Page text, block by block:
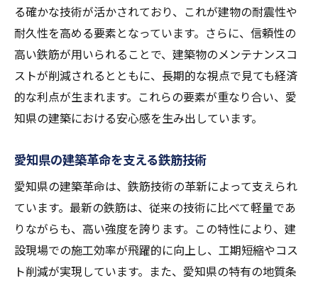
る確かな技術が活かされており、これが建物の耐震性や
耐久性を高める要素となっています。さらに、信頼性の
高い鉄筋が用いられることで、建築物のメンテナンスコ
ストが削減されるとともに、長期的な視点で見ても経済
的な利点が生まれます。これらの要素が重なり合い、愛
知県の建築における安心感を生み出しています。
愛知県の建築革命を支える鉄筋技術
愛知県の建築革命は、鉄筋技術の革新によって支えられ
ています。最新の鉄筋は、従来の技術に比べて軽量であ
りながらも、高い強度を誇ります。この特性により、建
設現場での施工効率が飛躍的に向上し、工期短縮やコス
ト削減が実現しています。また、愛知県の特有の地質条